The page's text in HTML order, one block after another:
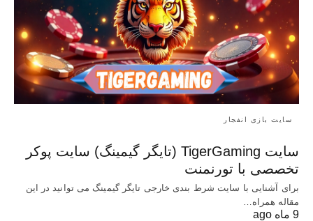
سایت بازی انفجار
سایت TigerGaming (تایگر گیمینگ) سایت پوکر
تخصصی با تورنمنت
برای آشنایی با سایت شرط بندی خارجی تایگر گیمینگ می توانید در این
مقاله همراه…
9 ماه ago